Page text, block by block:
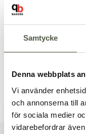
Samtycke
Denna webbplats
Vi använder
och annonserna till
för sociala medier
vidarebefordrar
Säkra
Brett sortiment
Tillbehör &